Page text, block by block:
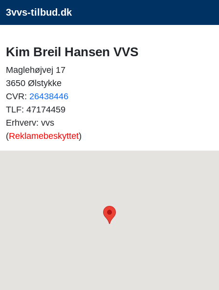
3vvs-tilbud.dk
Kim Breil Hansen VVS
Maglehøjvej 17
3650 Ølstykke
CVR: 26438446
TLF: 47174459
Erhverv: vvs
(Reklamebeskyttet)